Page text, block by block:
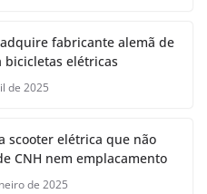
fabricante alemã de
bicicletas elétricas
de 2025
scooter elétrica que não
CNH nem emplacamento
de 2025